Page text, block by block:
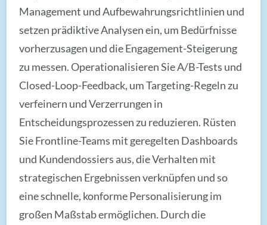
Management und Aufbewahrungsrichtlinien und
setzen prädiktive Analysen ein, um Bedürfnisse
vorherzusagen und die Engagement-Steigerung
zu messen. Operationalisieren Sie A/B-Tests und
Closed-Loop-Feedback, um Targeting-Regeln zu
verfeinern und Verzerrungen in
Entscheidungsprozessen zu reduzieren. Rüsten
Sie Frontline-Teams mit geregelten Dashboards
und Kundendossiers aus, die Verhalten mit
strategischen Ergebnissen verknüpfen und so
eine schnelle, konforme Personalisierung im
großen Maßstab ermöglichen. Durch die